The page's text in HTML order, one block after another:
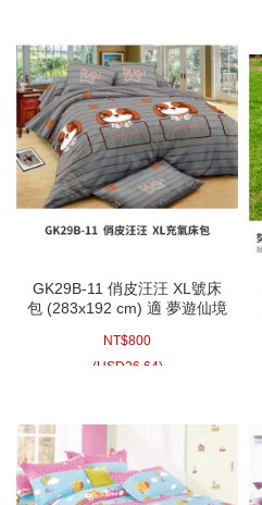
GK29B-11 俏皮汪汪 XL號床
包 (283x192 cm) 適 夢遊仙境
歡樂時光充氣墊
NT$800
(USD26.64)